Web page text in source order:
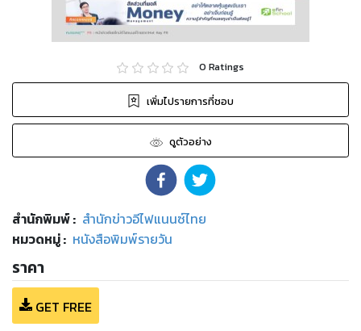
0 Ratings
เพิ่มไปรายการที่ชอบ
ดูตัวอย่าง
สำนักพิมพ์: สำนักข่าวอีไฟแนนซ์ไทย
หมวดหมู่: หนังสือพิมพ์รายวัน
ราคา
GET FREE